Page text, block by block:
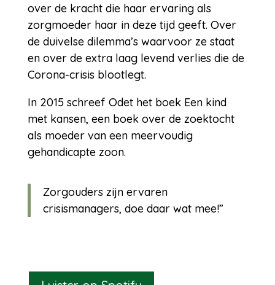
over de kracht die haar ervaring als
zorgmoeder haar in deze tijd geeft. Over
de duivelse dilemma’s waarvoor ze staat
en over de extra laag levend verlies die de
Corona-crisis blootlegt.
In 2015 schreef Odet het boek Een kind
met kansen, een boek over de zoektocht
als moeder van een meervoudig
gehandicapte zoon.
Zorgouders zijn ervaren
crisismanagers, doe daar wat mee!”